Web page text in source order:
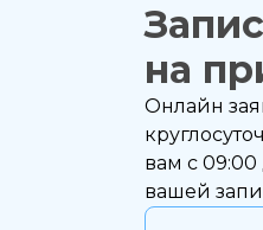
на
Онлайн
вам с
вашей